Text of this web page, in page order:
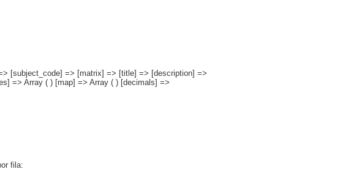
[subject_code] => [matrix] => [title] => [description] =>
=> Array ( ) [map] => Array ( ) [decimals] =>
fila: